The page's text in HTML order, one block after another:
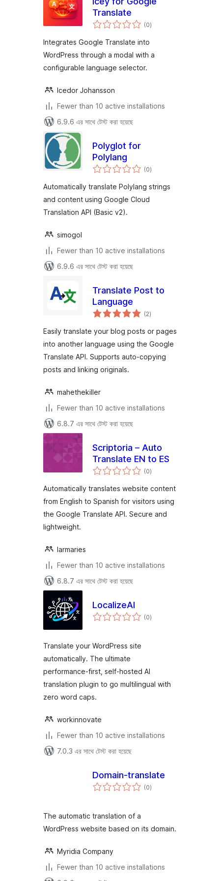
Translate
(0total
ratings
)
Integrates Google Translate into
WordPress through a modal with a
configurable language selector.
Icedor Johansson
Fewer than 10 active installations
6.9.6 এর সাথে টেস্ট করা হয়েছে
Polyglot for
Polylang
(0total
ratings
)
Automatically translate Polylang strings
and content using Google Cloud
Translation API (Basic v2).
simogol
Fewer than 10 active installations
6.9.6 এর সাথে টেস্ট করা হয়েছে
Translate Post to
Language
(2total
ratings
)
Easily translate your blog posts or pages
into another language using the Google
Translate API. Supports auto-copying
posts and linking originals.
mahethekiller
Fewer than 10 active installations
6.8.7 এর সাথে টেস্ট করা হয়েছে
Scriptoria – Auto
Translate EN to ES
(0total
ratings
)
Automatically translates website content
from English to Spanish for visitors using
the Google Translate API. Secure and
lightweight.
larmaries
Fewer than 10 active installations
6.8.7 এর সাথে টেস্ট করা হয়েছে
LocalizeAI
(0total
ratings
)
Translate your WordPress site
automatically. The ultimate
performance-first, self-hosted AI
translation plugin to go multilingual with
zero word caps.
workinnovate
Fewer than 10 active installations
7.0.3 এর সাথে টেস্ট করা হয়েছে
Domain-translate
(0total
ratings
)
The automatic translation of a
WordPress website based on its domain.
Myridia Company
Fewer than 10 active installations